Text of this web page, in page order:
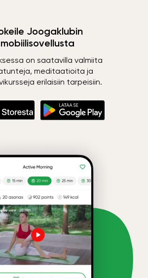
Joogaklubin
mobiilisovellusta
on saatavilla valmiita
meditaatioita ja
erilaisiin tarpeisiin.